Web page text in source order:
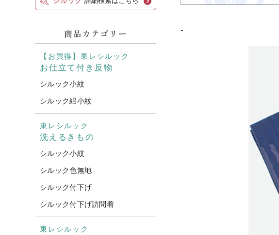
商品カテゴリー
【お買得】東レシルック
お仕立て付き反物
シルック小紋
シルック絽小紋
東レシルック
洗えるきもの
シルック小紋
シルック色無地
シルック付下げ
シルック付下げ訪問着
東レシルック
-